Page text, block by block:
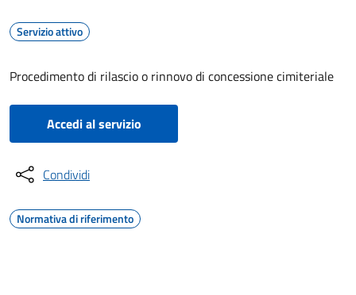
Servizio attivo
Procedimento di rilascio o rinnovo di concessione cimiteriale
Accedi al servizio
Condividi
Normativa di riferimento